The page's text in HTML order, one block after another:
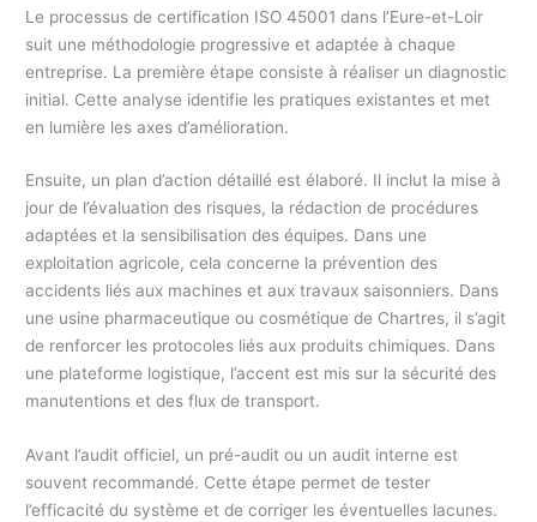
Le processus de certification ISO 45001 dans l’Eure-et-Loir
suit une méthodologie progressive et adaptée à chaque
entreprise. La première étape consiste à réaliser un diagnostic
initial. Cette analyse identifie les pratiques existantes et met
en lumière les axes d’amélioration.
Ensuite, un plan d’action détaillé est élaboré. Il inclut la mise à
jour de l’évaluation des risques, la rédaction de procédures
adaptées et la sensibilisation des équipes. Dans une
exploitation agricole, cela concerne la prévention des
accidents liés aux machines et aux travaux saisonniers. Dans
une usine pharmaceutique ou cosmétique de Chartres, il s’agit
de renforcer les protocoles liés aux produits chimiques. Dans
une plateforme logistique, l’accent est mis sur la sécurité des
manutentions et des flux de transport.
Avant l’audit officiel, un pré-audit ou un audit interne est
souvent recommandé. Cette étape permet de tester
l’efficacité du système et de corriger les éventuelles lacunes.